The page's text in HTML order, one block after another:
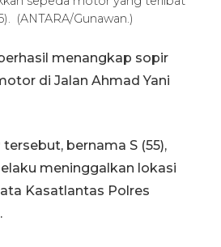
(ANTARA/Gunawan.)
menangkap sopir
di Jalan Ahmad Yani
bernama S (55),
meninggalkan lokasi
Kasatlantas Polres